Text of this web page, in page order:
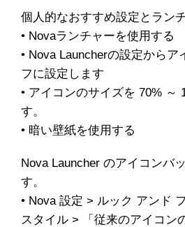
個人的なおすすめ設定とラン
• Novaランチャーを使用する
• Nova Launcherの設定からア
フに設定します
• アイコンのサイズを 70% ～
す。
• 暗い壁紙を使用する
Nova Launcher のアイコンバ
す。
• Nova 設定 > ルック アンド
スタイル > 「従来のアイコン